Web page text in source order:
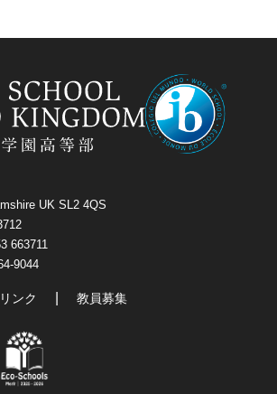
UK SL2 4QS
663711
9044
リンク 教員募集